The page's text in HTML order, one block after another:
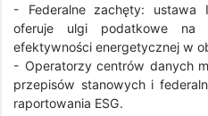
- Federalne zachęty: ustawa
oferuje ulgi podatkowe na
efektywności energetycznej w
- Operatorzy centrów danych
przepisów stanowych i
raportowania ESG.